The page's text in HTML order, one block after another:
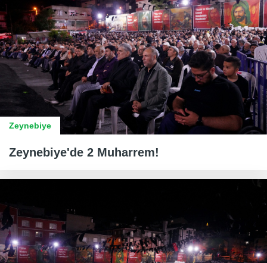
Zeynebiye
Zeynebiye'de 2 Muharrem!